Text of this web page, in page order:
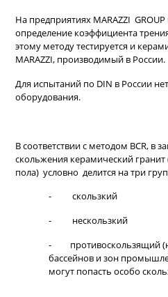
На предприятиях MARAZZI
определение коэффициента
этому методу тестируется и
MARAZZI, производимый в России.
Для испытаний по DIN в России
оборудования.
В соответствии с методом ВCR, в
скольжения керамический гранит
пола) условно делится на три
- скользкий
- нескользкий
- противоскользящий
бассейнов и зон
могут попасть особо